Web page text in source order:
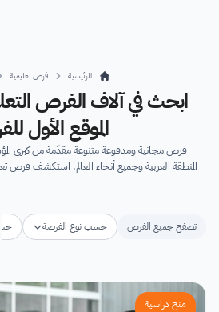
الرئيسية فرص تعليمية
ابحث في آلاف الفرص
الموقع الأول
فرص مجانية ومدفوعة متنوعة مقدّمة من كبرى
المنطقة العربية وجميع أنحاء العالم. استكشف فرص
الخبرات وبناء القدرات.
تصفح جميع الفرص حسب نوع الفرصة
منح دراسية